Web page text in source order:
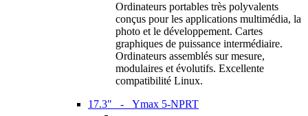
Ordinateurs portables très polyvalents
conçus pour les applications multimédia, la
photo et le développement. Cartes
graphiques de puissance intermédiaire.
Ordinateurs assemblés sur mesure,
modulaires et évolutifs. Excellente
compatibilité Linux.
17.3" - Ymax 5-NPRT